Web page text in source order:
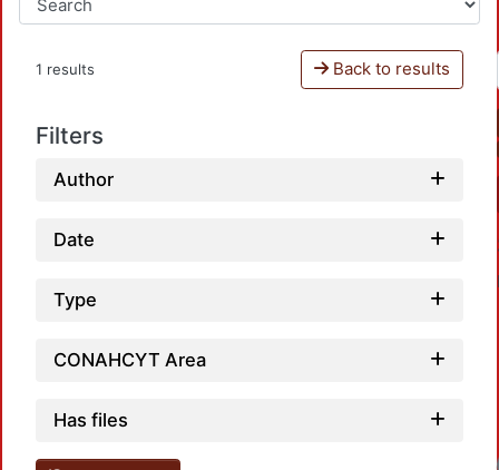
1 results Back to results
Filters
Author
Date
Type
CONAHCYT Area
Has files